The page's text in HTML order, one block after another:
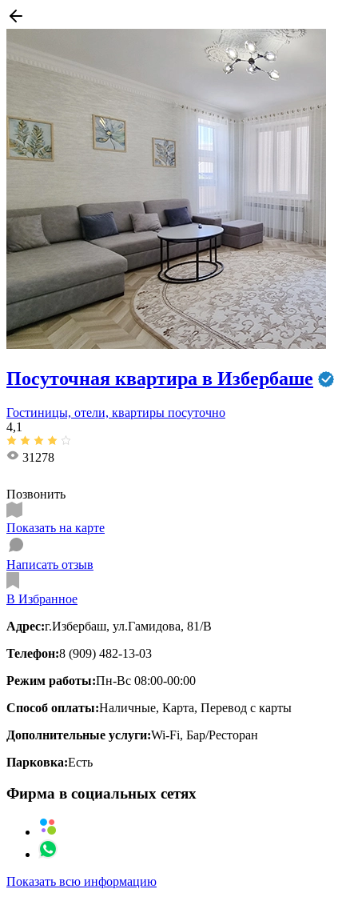
Посуточная квартира в Избербаше
Гостиницы, отели, квартиры посуточно
4,1
31278
Позвонить
Показать на карте
Написать отзыв
В Избранное
Адрес:г.Избербаш, ул.Гамидова, 81/В
Телефон:8 (909) 482-13-03
Режим работы:Пн-Вс 08:00-00:00
Способ оплаты:Наличные, Карта, Перевод с карты
Дополнительные услуги:Wi-Fi, Бар/Ресторан
Парковка:Есть
Фирма в социальных сетях
Показать всю информацию